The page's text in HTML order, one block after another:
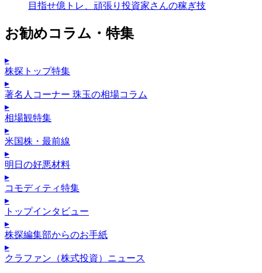
目指せ億トレ、頑張り投資家さんの稼ぎ技
お勧めコラム・特集
▸
株探トップ特集
▸
著名人コーナー 珠玉の相場コラム
▸
相場観特集
▸
米国株・最前線
▸
明日の好悪材料
▸
コモディティ特集
▸
トップインタビュー
▸
株探編集部からのお手紙
▸
クラファン（株式投資）ニュース